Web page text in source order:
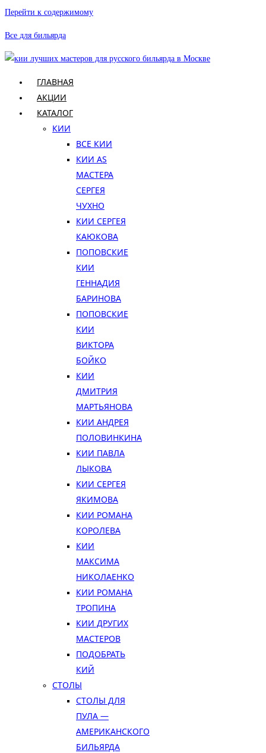
Перейти к содержимому
Все для бильярда
ГЛАВНАЯ
АКЦИИ
КАТАЛОГ
КИИ
ВСЕ КИИ
КИИ AS
МАСТЕРА
СЕРГЕЯ
ЧУХНО
КИИ СЕРГЕЯ
КАЮКОВА
ПОПОВСКИЕ
КИИ
ГЕННАДИЯ
БАРИНОВА
ПОПОВСКИЕ
КИИ
ВИКТОРА
БОЙКО
КИИ
ДМИТРИЯ
МАРТЬЯНОВА
КИИ АНДРЕЯ
ПОЛОВИНКИНА
КИИ ПАВЛА
ЛЫКОВА
КИИ СЕРГЕЯ
ЯКИМОВА
КИИ РОМАНА
КОРОЛЕВА
КИИ
МАКСИМА
НИКОЛАЕНКО
КИИ РОМАНА
ТРОПИНА
КИИ ДРУГИХ
МАСТЕРОВ
ПОДОБРАТЬ
КИЙ
СТОЛЫ
СТОЛЫ ДЛЯ
ПУЛА —
АМЕРИКАНСКОГО
БИЛЬЯРДА